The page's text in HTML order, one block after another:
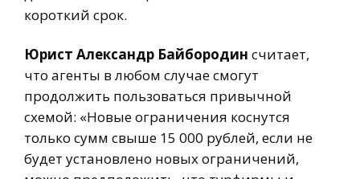
короткий срок.
Юрист Александр Байбородин считает,
что агенты в любом случае смогут
продолжить пользоваться привычной
схемой: «Новые ограничения коснутся
только сумм свыше 15 000 рублей, если не
будет установлено новых ограничений,